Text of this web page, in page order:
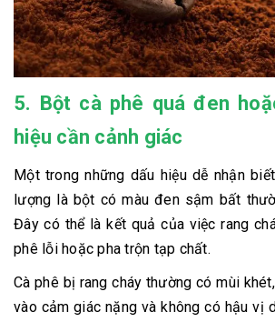
5. Bột cà phê quá đen
hiệu cần cảnh giác
Một trong những dấu hiệu dễ nhận
lượng là bột có màu đen sậm bất
Đây có thể là kết quả của việc rang
phê lỗi hoặc pha trộn tạp chất.
Cà phê bị rang cháy thường có mùi
vào cảm giác nặng và không có hậu vị